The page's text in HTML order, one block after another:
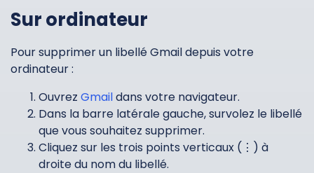
Sur ordinateur
Pour supprimer un libellé Gmail depuis votre
ordinateur :
Ouvrez Gmaildans votre navigateur.
Dans la barre latérale gauche, survolez le libellé
que vous souhaitez supprimer.
Cliquez sur les trois points verticaux (⋮) à
droite du nom du libellé.